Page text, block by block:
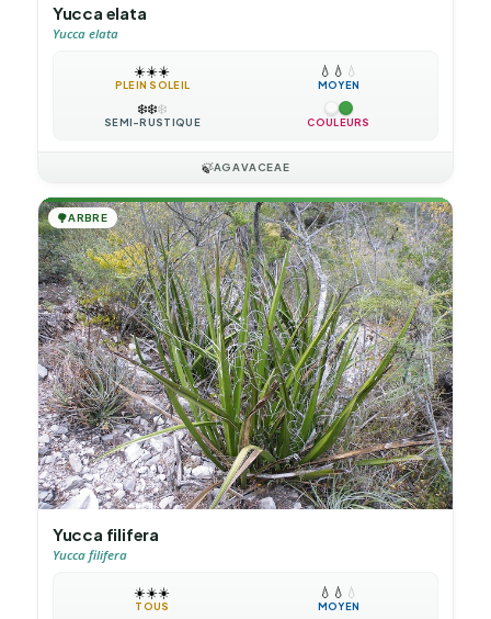
Yucca elata
Yucca elata
☀️☀️☀️
PLEIN SOLEIL
💧 💧 💧
MOYEN
❄️❄️❄️
SEMI-RUSTIQUE COULEURS
🍃AGAVACEAE
🌳ARBRE
Yucca filifera
Yucca filifera
☀️☀️☀️
TOUS
💧 💧 💧
MOYEN